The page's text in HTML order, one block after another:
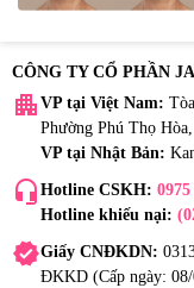
CÔNG TY CỔ PHẦN
apartment VP tại Việt Nam:
Phường Phú Thọ
VP tại Nhật Bản:
headset_mic Hotline CSKH:
Hotline khiếu nại:
verifiedGiấy CNĐKDN:
ĐKKD (Cấp ngày: 08/